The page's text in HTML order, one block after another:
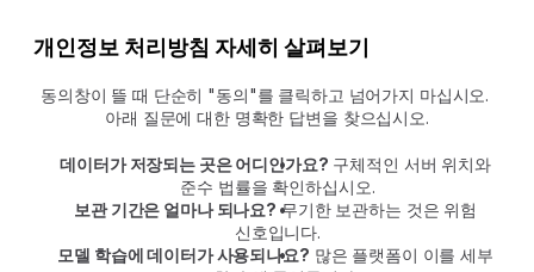
개인정보 처리방침 자세히 살펴보기
동의창이 뜰 때 단순히 "동의"를 클릭하고 넘어가지 마십시오.
아래 질문에 대한 명확한 답변을 찾으십시오.
데이터가 저장되는 곳은 어디인가요? 구체적인 서버 위치와
준수 법률을 확인하십시오.
보관 기간은 얼마나 되나요? 무기한 보관하는 것은 위험
신호입니다.
모델 학습에 데이터가 사용되나요? 많은 플랫폼이 이를 세부